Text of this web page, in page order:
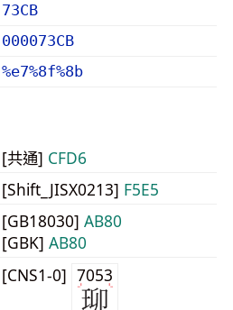
73CB
000073CB
%e7%8f%8b
[共通] CFD6
[Shift_JISX0213] F5E5
[GB18030] AB80
[GBK] AB80
[CNS1-0] 7053